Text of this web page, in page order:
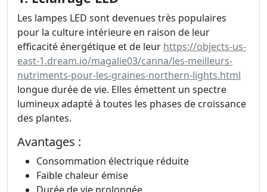
Les lampes LED sont devenues très populaires
pour la culture intérieure en raison de leur
efficacité énergétique et de leur https://objects-us-
east-1.dream.io/magalie03/canna/les-meilleurs-
nutriments-pour-les-graines-northern-lights.html
longue durée de vie. Elles émettent un spectre
lumineux adapté à toutes les phases de croissance
des plantes.
Avantages :
Consommation électrique réduite
Faible chaleur émise